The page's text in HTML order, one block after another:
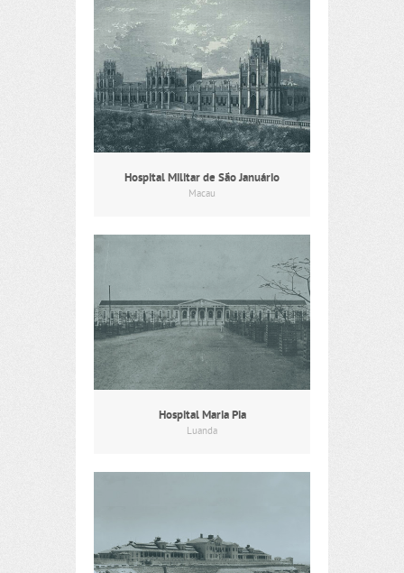
Hospital Militar de São Januário
Macau
Hospital Maria Pia
Luanda